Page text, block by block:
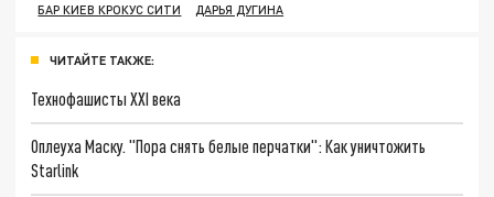
БАР КИЕВ КРОКУС СИТИ
ДАРЬЯ ДУГИНА
ЧИТАЙТЕ ТАКЖЕ:
Технофашисты XXI века
Оплеуха Маску. "Пора снять белые перчатки": Как уничтожить
Starlink